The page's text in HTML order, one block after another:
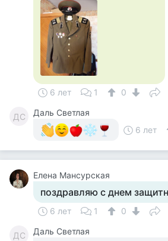
6 лет 1 0
ДС
Даль Светлая
6 лет
Елена Мансурская
поздравляю с днем
6 лет 1 0
ДС Даль Светлая